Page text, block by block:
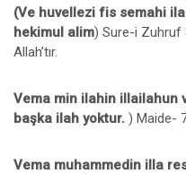
(Ve huvellezi fis semahi
hekimul alim) Sure-i Zuhruf
Allah’tır.
Vema min ilahin illailahun
başka ilah yoktur. ) Maide-
Vema muhammedin illa